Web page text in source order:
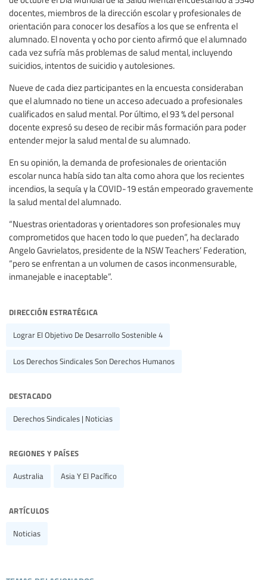
docentes, miembros de la dirección escolar y profesionales de
orientación para conocer los desafíos a los que se enfrenta el
alumnado. El noventa y ocho por ciento afirmó que el alumnado
cada vez sufría más problemas de salud mental, incluyendo
suicidios, intentos de suicidio y autolesiones.
Nueve de cada diez participantes en la encuesta consideraban
que el alumnado no tiene un acceso adecuado a profesionales
cualificados en salud mental. Por último, el 93 % del personal
docente expresó su deseo de recibir más formación para poder
entender mejor la salud mental de su alumnado.
En su opinión, la demanda de profesionales de orientación
escolar nunca había sido tan alta como ahora que los recientes
incendios, la sequía y la COVID-19 están empeorado gravemente
la salud mental del alumnado.
“Nuestras orientadoras y orientadores son profesionales muy
comprometidos que hacen todo lo que pueden”, ha declarado
Angelo Gavrielatos, presidente de la NSW Teachers’ Federation,
“pero se enfrentan a un volumen de casos inconmensurable,
inmanejable e inaceptable”.
dirección estratégica
Lograr El Objetivo De Desarrollo Sostenible 4
Los Derechos Sindicales Son Derechos Humanos
destacado
Derechos Sindicales | Noticias
regiones y países
Australia Asia Y El Pacífico
artículos
Noticias